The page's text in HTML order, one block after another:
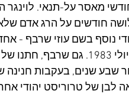
מאסר על-תנאי.
חודשים על הרג אדם
נוסף בשם עוזי שרבף -
שהורשעו ברצח במכללה האיסלמית בחברון שהתבצע ביולי
שבע שנים, בעקבות חנינה
לבן של טרוריסט יהודי